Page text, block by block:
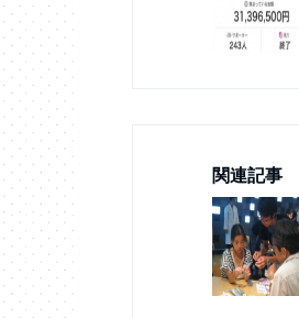
関連記事